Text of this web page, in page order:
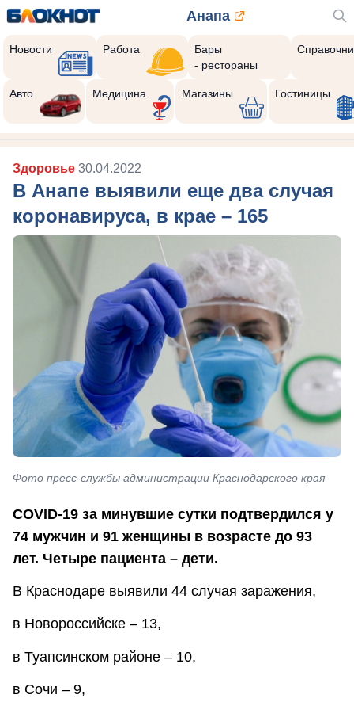
Анапа
Новости Работа
Бары
- рестораны
Авто Медицина Магазины Гостиницы
Здоровье 30.04.2022
В Анапе выявили еще два случая
коронавируса, в крае – 165
Фото пресс-службы администрации Краснодарского края
COVID-19 за минувшие сутки подтвердился у
74 мужчин и 91 женщины в возрасте до 93
лет. Четыре пациента – дети.
В Краснодаре выявили 44 случая заражения,
в Новороссийске – 13,
в Туапсинском районе – 10,
в Сочи – 9,